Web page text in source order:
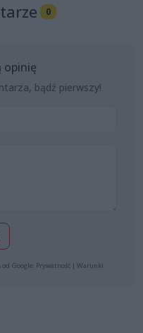
0
opinię
bądź pierwszy!
Google: Prywatność | Warunki